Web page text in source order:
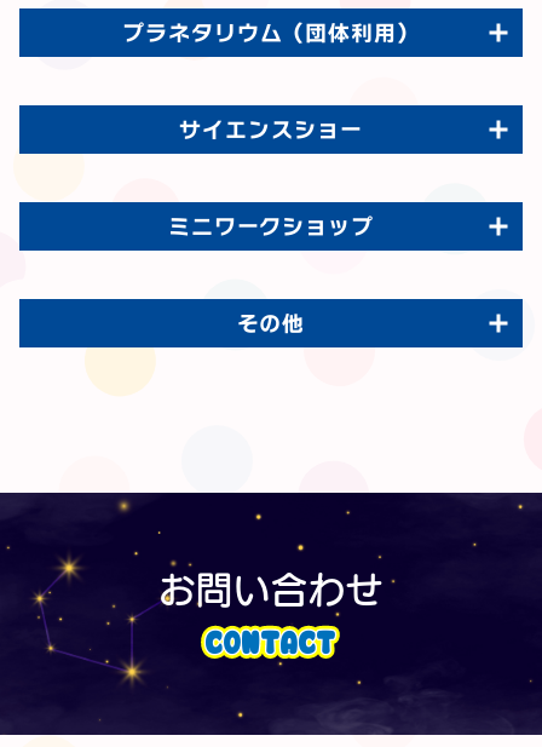
プラネタリウム（団体利用）
サイエンスショー
ミニワークショップ
その他
お問い合わせ
CONTACT